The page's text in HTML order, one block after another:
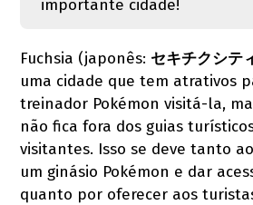
importante cidade!
Fuchsia (japonês: セキチクシテ
uma cidade que tem atrativos
treinador Pokémon visitá-la,
não fica fora dos guias
visitantes. Isso se deve tanto
um ginásio Pokémon e dar
quanto por oferecer aos